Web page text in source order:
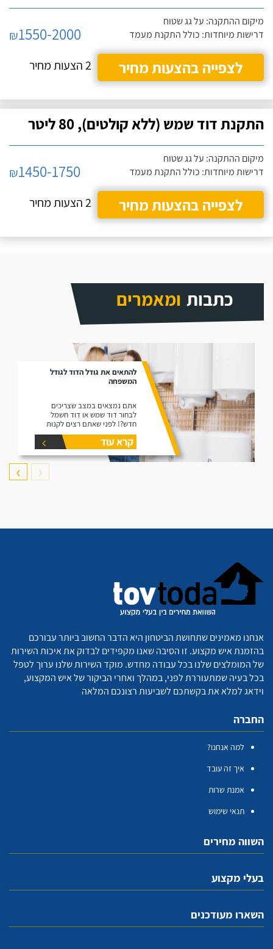
מיקום ההתקנה: על גג שטוח
דרישות מיוחדות: כולל התקנת מעמד
₪1550-2000
לצפייה בהצעות מחיר
2 הצעות מחיר
התקנת דוד שמש (ללא קולטים), 80 ליטר
מיקום ההתקנה: על גג שטוח
דרישות מיוחדות: כולל התקנת מעמד
₪1450-1750
לצפייה בהצעות מחיר
2 הצעות מחיר
כתבות ומאמרים
להתאים את גודל הדוד לגודל
המשפחה
אתם נמצאים במצב שצריכים
לבחור דוד שמש או דוד חשמל
חדש?! לפני שאתם רצים לקנות
דוד תקרו את המאמר זה הוא נותן
את המידע הפורט על נפחים שונים
של דודים ואיזה דוד הכי יתאים
עבורכם.
קרא עוד
❮
❯
אנחנו מאמינים שתחושת הביטחון היא הדבר החשוב ביותר עבורכם
בהזמנת איש מקצוע. זו הסיבה שאנו מקפידים לבדוק את איכות השירות
של המומלצים שלנו בכל עבודה מחדש. מוקד השירות שלנו ערוך לטפל
בכל בעיה שמתעוררת לפני, במהלך ואחרי הביקור של איש המקצוע,
וידאג למלא את בקשתכם לשביעות רצונכם המלאה
החברה
למה אנחנו?
איך זה עובד
אמנת שרות
תנאי שימוש
השווה מחירים
בעלי מקצוע
השארו מעודכנים